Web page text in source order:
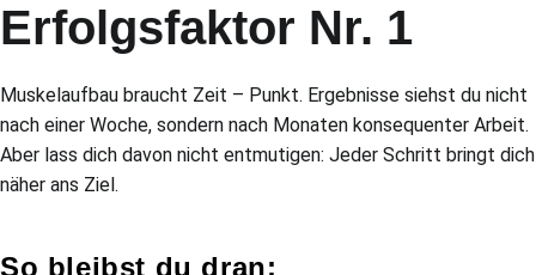
Erfolgsfaktor Nr. 1
Muskelaufbau braucht Zeit – Punkt. Ergebnisse siehst du nicht
nach einer Woche, sondern nach Monaten konsequenter Arbeit.
Aber lass dich davon nicht entmutigen: Jeder Schritt bringt dich
näher ans Ziel.
So bleibst du dran: